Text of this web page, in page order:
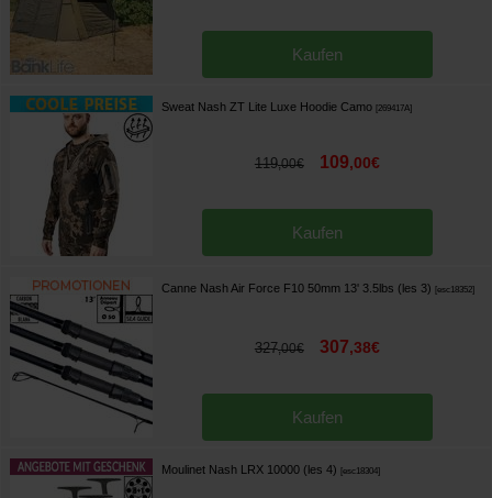
Kaufen
Sweat Nash ZT Lite Luxe Hoodie Camo 269417A]
119,00€ 109,00€
Kaufen
Canne Nash Air Force F10 50mm 13' 3.5lbs (les 3) [esc18352]
327,00€ 307,38€
Kaufen
Moulinet Nash LRX 10000 (les 4) [esc18304]